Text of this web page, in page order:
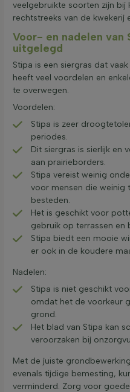
veelgebruikte soorten zijn bij
rechtstreeks van de kwekerij
Voor- en nadelen van
uitgelegd
Stipa is een siergras dat
heeft veel voordelen en
te overwegen.
Voordelen:
Stipa is zeer
periodes.
Dit siergras is sierlijk en
aan prairieborders.
Stipa vereist weinig
voor mensen die weinig
besteden.
Het is geschikt voor
gebruik op terrassen en
Stipa biedt een mooie
er ook in de koudere
Nadelen:
Stipa is niet geschikt
omdat het de voorkeur
grond.
Het blad van Stipa kan
veroorzaken bij
Met de juiste
evenals tijdige bemesting,
verminderd. Zorg voor